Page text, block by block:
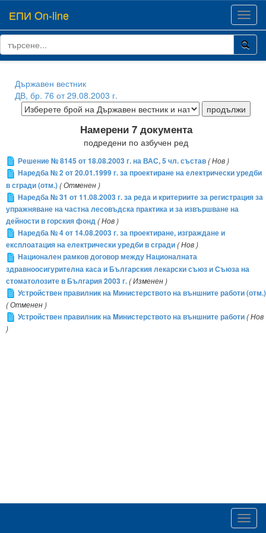
ЕПИ On-line
Държавен вестник
ДВ, бр. 76 от 29.08.2003 г.
Намерени 7 документа
подредени по азбучен ред
Решение № 8145 от 18.08.2003 г. на ВАС, 5 чл. състав( Нов )
Наредба № 2 от 20.01.1999 г. за проектиране на електрически уредби
в сгради (отм.)( Отменен )
Наредба № 31 от 11.08.2003 г. за реда и критериите за регистрация за
упражняване на частна лесовъдска практика и за извършване на
дейности в горския фонд( Нов )
Наредба № 4 от 14.08.2003 г. за проектиране, изграждане и
експлоатация на електрически уредби в сгради( Нов )
Национален рамков договор между Националната
здравноосигурителна каса и Българския лекарски съюз и Съюза на
стоматолозите в България 2003 г.( Изменен )
Устройствен правилник на Министерството на външните работи (отм.)
( Отменен )
Устройствен правилник на Mинистерството на външните работи( Нов
)